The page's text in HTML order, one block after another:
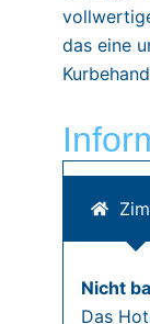
das eine
Nicht
Das